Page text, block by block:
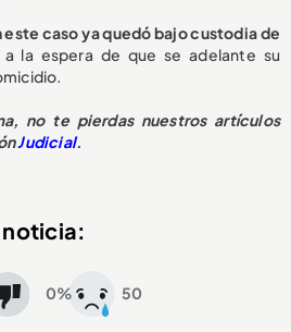
este caso ya quedó bajo custodia de
a la espera de que se adelante su
no te pierdas nuestros artículos
Judicial.
noticia:
0% 50